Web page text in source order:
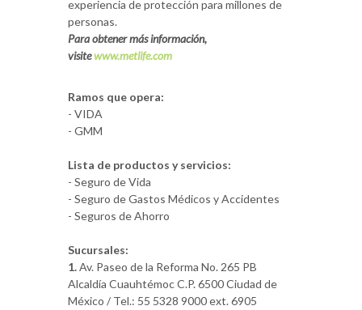
experiencia de protección para millones de
personas.
Para obtener más información,
visitewww.metlife.com
Ramos que opera:
- VIDA
- GMM
Lista de productos y servicios:
- Seguro de Vida
- Seguro de Gastos Médicos y Accidentes
- Seguros de Ahorro
Sucursales:
1.Av. Paseo de la Reforma No. 265 PB
Alcaldía Cuauhtémoc C.P. 6500 Ciudad de
México / Tel.: 55 5328 9000 ext. 6905